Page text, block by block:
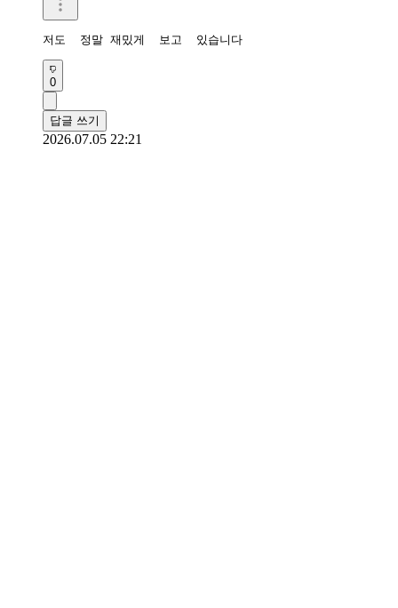
저도  정말 재밌게  보고  있습니다
0
답글 쓰기
2026.07.05 22:21